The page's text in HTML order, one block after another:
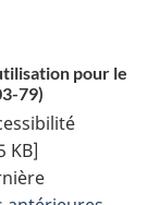
pour le
79)
KB]